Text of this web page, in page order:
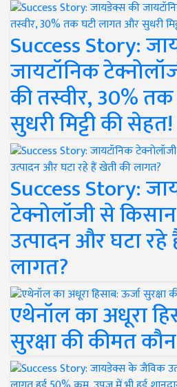
Success Story:
जायटॉनिक
की तस्वीर, 30%
सुधरी मिट्टी की सेहत!
Success Story:
टेक्नोलॉजी से
उत्पादन और घटा
लागत?
एथेनॉल का अधूरा
सुरक्षा की कीमत